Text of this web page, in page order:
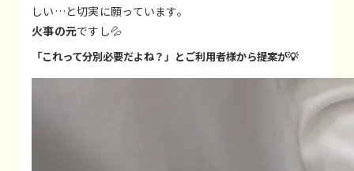
しい…と切実に願っています。
火事の元ですし💦
「これって分別必要だよね？」とご利用者様から提案が💡